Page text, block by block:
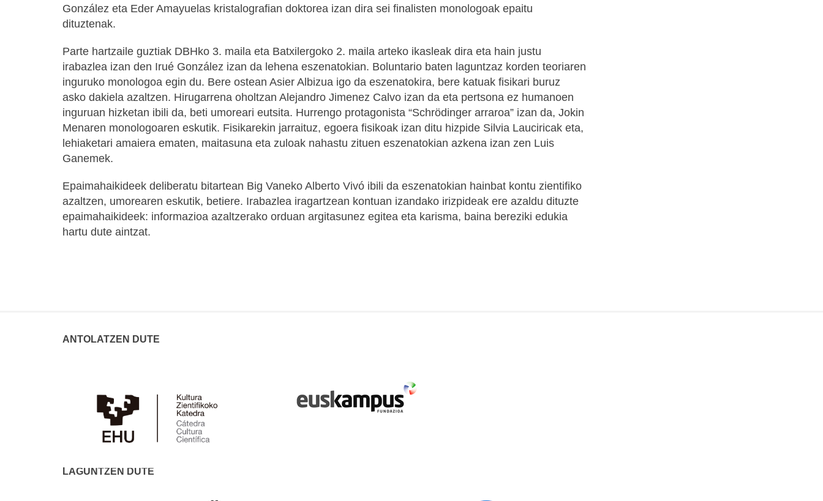
González eta Eder Amayuelas kristalografian doktorea izan dira sei finalisten monologoak epaitu
dituztenak.
Parte hartzaile guztiak DBHko 3. maila eta Batxilergoko 2. maila arteko ikasleak dira eta hain justu
irabazlea izan den Irué González izan da lehena eszenatokian. Boluntario baten laguntzaz korden teoriaren
inguruko monologoa egin du. Bere ostean Asier Albizua igo da eszenatokira, bere katuak fisikari buruz
asko dakiela azaltzen. Hirugarrena oholtzan Alejandro Jimenez Calvo izan da eta pertsona ez humanoen
inguruan hizketan ibili da, beti umoreari eutsita. Hurrengo protagonista “Schrödinger arraroa” izan da, Jokin
Menaren monologoaren eskutik. Fisikarekin jarraituz, egoera fisikoak izan ditu hizpide Silvia Lauciricak eta,
lehiaketari amaiera ematen, maitasuna eta zuloak nahastu zituen eszenatokian azkena izan zen Luis
Ganemek.
Epaimahaikideek deliberatu bitartean Big Vaneko Alberto Vivó ibili da eszenatokian hainbat kontu zientifiko
azaltzen, umorearen eskutik, betiere. Irabazlea iragartzean kontuan izandako irizpideak ere azaldu dituzte
epaimahaikideek: informazioa azaltzerako orduan argitasunez egitea eta karisma, baina bereziki edukia
hartu dute aintzat.
ANTOLATZEN DUTE
LAGUNTZEN DUTE